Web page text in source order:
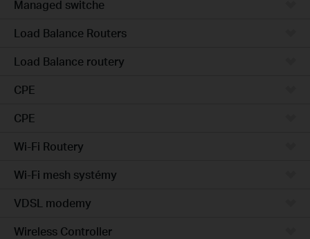
Managed switche
Load Balance Routers
Load Balance routery
CPE
CPE
Wi-Fi Routery
Wi-Fi mesh systémy
VDSL modemy
Wireless Controller